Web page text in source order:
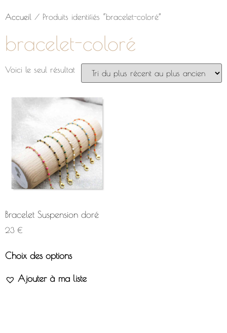
Accueil / Produits identifiés “bracelet-coloré”
bracelet-coloré
Voici le seul résultat
Bracelet Suspension doré
23 €
Choix des options
Ajouter à ma liste